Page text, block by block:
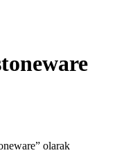
olarak